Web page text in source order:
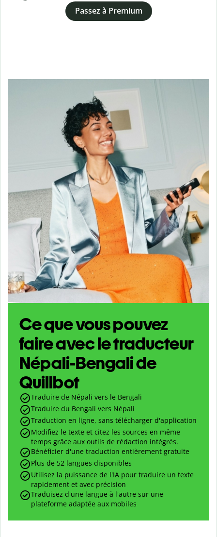
Passez à Premium
Ce que vous pouvez
faire avec le traducteur
Népali-Bengali de
Quillbot
Traduire de Népali vers le Bengali
Traduire du Bengali vers Népali
Traduction en ligne, sans télécharger d'application
Modifiez le texte et citez les sources en même
temps grâce aux outils de rédaction intégrés.
Bénéficier d'une traduction entièrement gratuite
Plus de 52 langues disponibles
Utilisez la puissance de l'IA pour traduire un texte
rapidement et avec précision
Traduisez d'une langue à l'autre sur une
plateforme adaptée aux mobiles